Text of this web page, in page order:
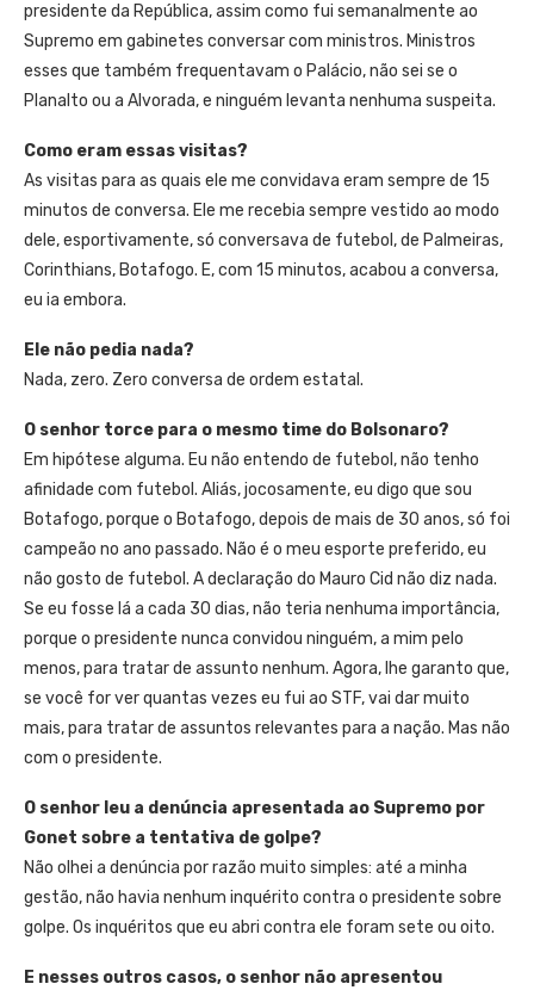
presidente da República, assim como fui semanalmente ao
Supremo em gabinetes conversar com ministros. Ministros
esses que também frequentavam o Palácio, não sei se o
Planalto ou a Alvorada, e ninguém levanta nenhuma suspeita.
Como eram essas visitas?
As visitas para as quais ele me convidava eram sempre de 15
minutos de conversa. Ele me recebia sempre vestido ao modo
dele, esportivamente, só conversava de futebol, de Palmeiras,
Corinthians, Botafogo. E, com 15 minutos, acabou a conversa,
eu ia embora.
Ele não pedia nada?
Nada, zero. Zero conversa de ordem estatal.
O senhor torce para o mesmo time do Bolsonaro?
Em hipótese alguma. Eu não entendo de futebol, não tenho
afinidade com futebol. Aliás, jocosamente, eu digo que sou
Botafogo, porque o Botafogo, depois de mais de 30 anos, só foi
campeão no ano passado. Não é o meu esporte preferido, eu
não gosto de futebol. A declaração do Mauro Cid não diz nada.
Se eu fosse lá a cada 30 dias, não teria nenhuma importância,
porque o presidente nunca convidou ninguém, a mim pelo
menos, para tratar de assunto nenhum. Agora, lhe garanto que,
se você for ver quantas vezes eu fui ao STF, vai dar muito
mais, para tratar de assuntos relevantes para a nação. Mas não
com o presidente.
O senhor leu a denúncia apresentada ao Supremo por
Gonet sobre a tentativa de golpe?
Não olhei a denúncia por razão muito simples: até a minha
gestão, não havia nenhum inquérito contra o presidente sobre
golpe. Os inquéritos que eu abri contra ele foram sete ou oito.
E nesses outros casos, o senhor não apresentou